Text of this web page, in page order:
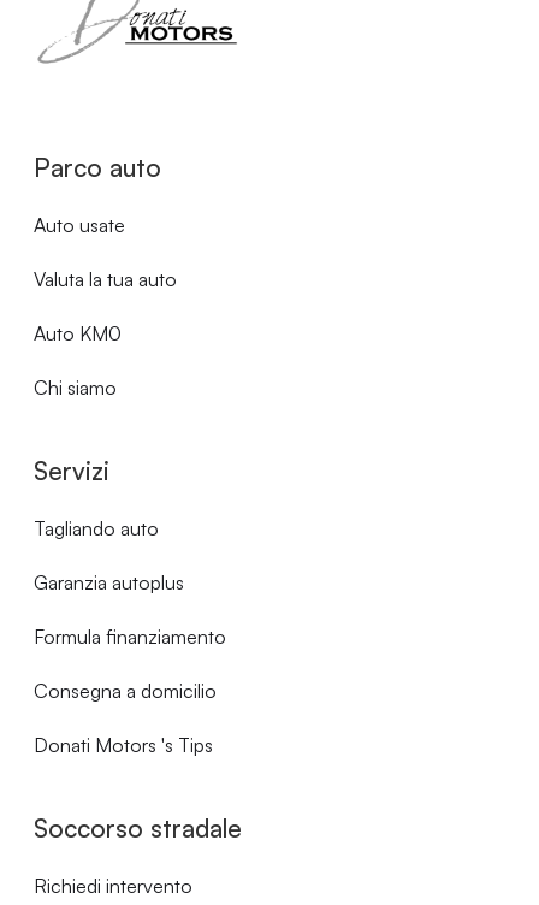
Parco auto
Auto usate
Valuta la tua auto
Auto KM0
Chi siamo
Servizi
Tagliando auto
Garanzia autoplus
Formula finanziamento
Consegna a domicilio
Donati Motors 's Tips
Soccorso stradale
Richiedi intervento